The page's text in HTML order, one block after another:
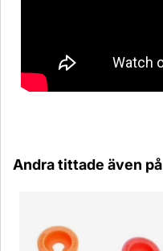
Andra tittade även på